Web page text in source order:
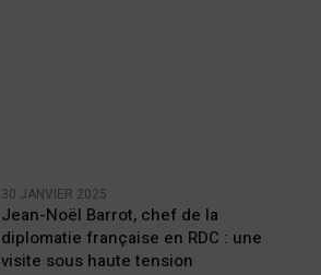
30 JANVIER 2025
Jean-Noël Barrot, chef de la
diplomatie française en RDC : une
visite sous haute tension